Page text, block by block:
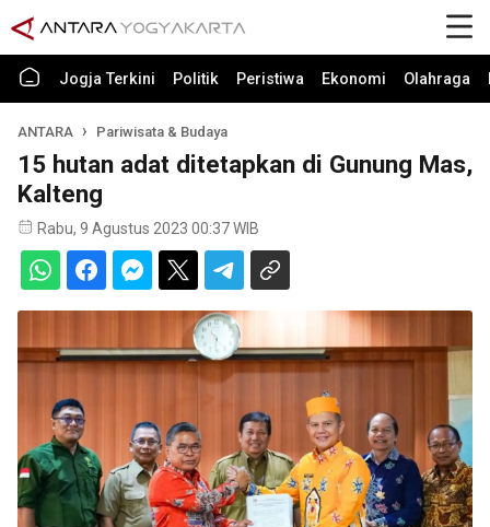
Jogja Terkini Politik Peristiwa Ekonomi Olahraga
ANTARA Pariwisata & Budaya
15 hutan adat ditetapkan di Gunung Mas,
Kalteng
Rabu, 9 Agustus 2023 00:37 WIB